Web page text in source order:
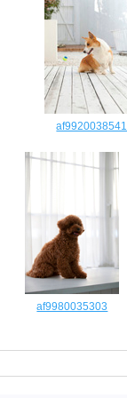
af9920038541
af9980035303